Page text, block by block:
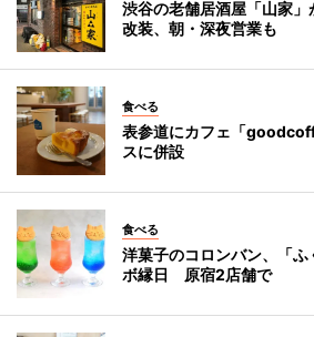
渋谷の老舗居酒屋「山家
改装、朝・深夜営業も
食べる
表参道にカフェ「
スに併設
食べる
洋菓子のコロンバン、「
ボ縁日 原宿2店舗で